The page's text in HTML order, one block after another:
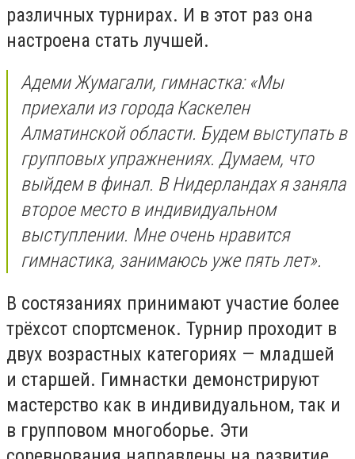
различных турнирах. И в этот раз она
настроена стать лучшей.
Адеми Жумагали, гимнастка: «Мы
приехали из города Каскелен
Алматинской области. Будем выступать в
групповых упражнениях. Думаем, что
выйдем в финал. В Нидерландах я заняла
второе место в индивидуальном
выступлении. Мне очень нравится
гимнастика, занимаюсь уже пять лет».
В состязаниях принимают участие более
трёхсот спортсменок. Турнир проходит в
двух возрастных категориях — младшей
и старшей. Гимнастки демонстрируют
мастерство как в индивидуальном, так и
в групповом многоборье. Эти